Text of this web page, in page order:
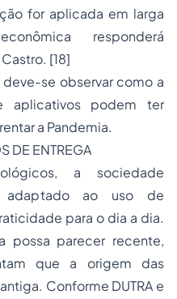
for aplicada em larga
responderá
[18]
se observar como a
aplicativos podem ter
a Pandemia.
DE ENTREGA
a sociedade
adaptado ao uso de
para o dia a dia.
possa parecer recente,
que a origem das
Conforme DUTRA e